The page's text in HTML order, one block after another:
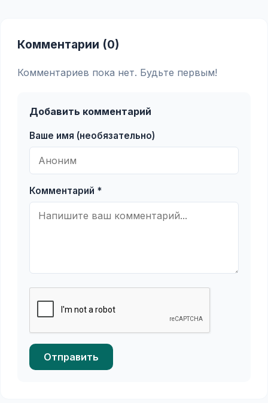
Комментарии (0)
Комментариев пока нет. Будьте первым!
Добавить комментарий
Ваше имя (необязательно)
Комментарий *
Отправить